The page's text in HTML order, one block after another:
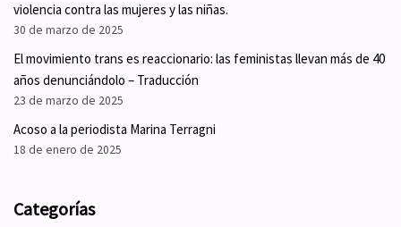
violencia contra las mujeres y las niñas.
30 de marzo de 2025
El movimiento trans es reaccionario: las feministas llevan más de 40
años denunciándolo – Traducción
23 de marzo de 2025
Acoso a la periodista Marina Terragni
18 de enero de 2025
Categorías